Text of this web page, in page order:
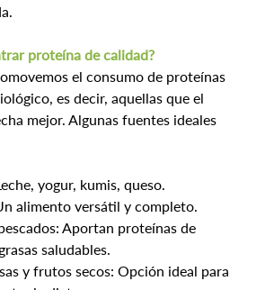
proteína de calidad?
el consumo de proteínas
es decir, aquellas que el
mejor. Algunas fuentes ideales
yogur, kumis, queso.
alimento versátil y completo.
Aportan proteínas de
saludables.
y frutos secos: Opción ideal para